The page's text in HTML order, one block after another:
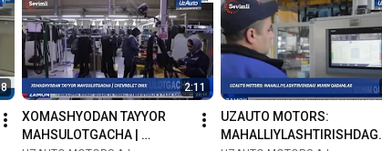
2:11
XOMASHYODAN TAYYOR
MAHSULOTGACHA |
UZAUTO MOTORS:
MAHALLIYLASHTIRISHDAGI